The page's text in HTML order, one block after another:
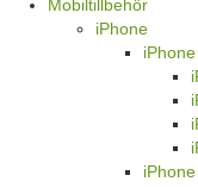
Mobiltillbehör
iPhone